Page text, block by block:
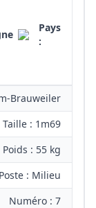
Pays
:
Brauweiler
Taille : 1m69
Poids : 55 kg
Poste : Milieu
Numéro : 7